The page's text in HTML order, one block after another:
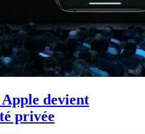
devient
privée